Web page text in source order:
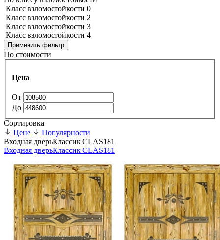
Класс взломостойкости 0
Класс взломостойкости 2
Класс взломостойкости 3
Класс взломостойкости 4
Применить фильтр
По стоимости
Цена
От
До
Сортировка
Цене
Популярности
Входная дверьКлассик CLAS181
Входная дверьКлассик CLAS181